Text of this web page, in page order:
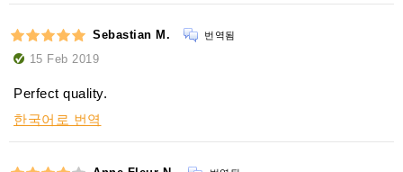
Sebastian M. 번역됨
15 Feb 2019
Perfect quality.
한국어로 번역